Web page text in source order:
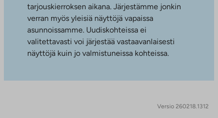
tarjouskierroksen aikana. Järjestämme jonkin
verran myös yleisiä näyttöjä vapaissa
asunnoissamme. Uudiskohteissa ei
valitettavasti voi järjestää vastaavanlaisesti
näyttöjä kuin jo valmistuneissa kohteissa.
Versio 260218.1312